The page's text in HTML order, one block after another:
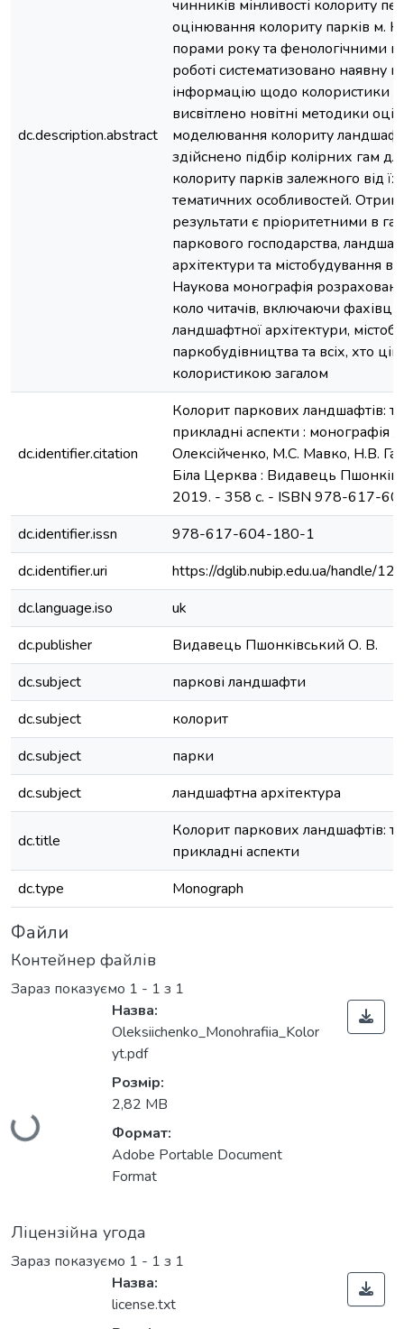
dc.description.abstract
чинників мінливості колориту
оцінювання колориту парків м.
порами року та фенологічними
роботі систематизовано наявну
інформацію щодо колористики
висвітлено новітні методики
моделювання колориту
здійснено підбір колірних гам
колориту парків залежного від
тематичних особливостей.
результати є пріоритетними в
паркового господарства,
архітектури та містобудування в
Наукова монографія
коло читачів, включаючи
ландшафтної архітектури,
паркобудівництва та всіх, хто
колористикою загалом
dc.identifier.citation
Колорит паркових ландшафтів:
прикладні аспекти : монографія
Олексійченко, М.С. Мавко, Н.В.
Біла Церква : Видавець
2019. - 358 с. - ISBN 978-617-
dc.identifier.issn
978-617-604-180-1
dc.identifier.uri
https://dglib.nubip.edu.ua/handle/
dc.language.iso
uk
dc.publisher
Видавець Пшонківський О. В.
dc.subject
паркові ландшафти
dc.subject
колорит
dc.subject
парки
dc.subject
ландшафтна архітектура
dc.title
Колорит паркових ландшафтів:
прикладні аспекти
dc.type
Monograph
Файли
Контейнер файлів
Зараз показуємо 1 - 1 з 1
Вантажиться...
Назва:
Oleksiichenko_Monohrafiia_Kolor
yt.pdf
Розмір:
2,82 MB
Формат:
Adobe Portable Document
Format
Ліцензійна угода
Зараз показуємо 1 - 1 з 1
Назва:
license.txt